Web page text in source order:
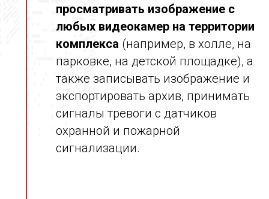
просматривать изображение с
любых видеокамер на территории
комплекса (например, в холле, на
парковке, на детской площадке), а
также записывать изображение и
экспортировать архив, принимать
сигналы тревоги с датчиков
охранной и пожарной
сигнализации.